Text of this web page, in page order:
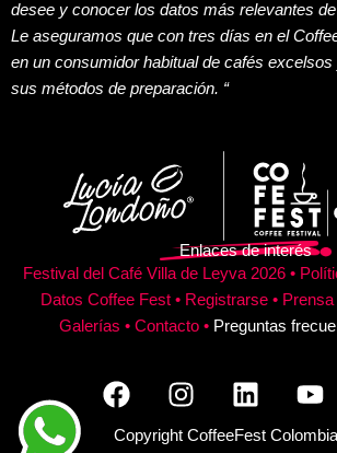
desee y conocer los datos más relevantes
Le aseguramos que con tres días en el
en un consumidor habitual de cafés
sus métodos de preparación. “
Enlaces de interés
Festival del Café Villa de Leyva 2026 •
Datos Coffee Fest • Registrarse • Prensa
Galerías • Contacto •Preguntas
F
a
c
I
n
s
L
i
n
Y
o
u
Copyright CoffeeFest